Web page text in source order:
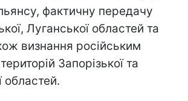
фактичну передачу
Луганської областей та
визнання російським
Запорізької та
областей.